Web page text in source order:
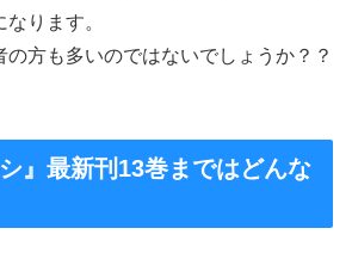
ります。
方も多いのではないでしょうか？？
』最新刊13巻まではどんな